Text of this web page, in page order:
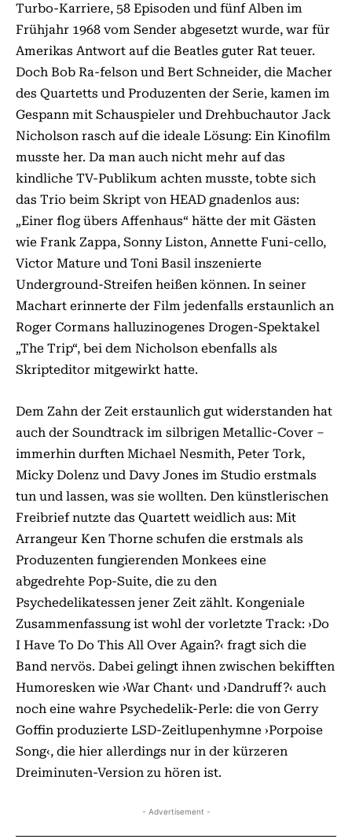
Turbo-Karriere, 58 Episoden und fünf Alben im
Frühjahr 1968 vom Sender abgesetzt wurde, war für
Amerikas Antwort auf die Beatles guter Rat teuer.
Doch Bob Ra-felson und Bert Schneider, die Macher
des Quartetts und Produzenten der Serie, kamen im
Gespann mit Schauspieler und Drehbuchautor Jack
Nicholson rasch auf die ideale Lösung: Ein Kinofilm
musste her. Da man auch nicht mehr auf das
kindliche TV-Publikum achten musste, tobte sich
das Trio beim Skript von HEAD gnadenlos aus:
„Einer flog übers Affenhaus“ hätte der mit Gästen
wie Frank Zappa, Sonny Liston, Annette Funi-cello,
Victor Mature und Toni Basil inszenierte
Underground-Streifen heißen können. In seiner
Machart erinnerte der Film jedenfalls erstaunlich an
Roger Cormans halluzinogenes Drogen-Spektakel
„The Trip“, bei dem Nicholson ebenfalls als
Skripteditor mitgewirkt hatte.
Dem Zahn der Zeit erstaunlich gut widerstanden hat
auch der Soundtrack im silbrigen Metallic-Cover –
immerhin durften Michael Nesmith, Peter Tork,
Micky Dolenz und Davy Jones im Studio erstmals
tun und lassen, was sie wollten. Den künstlerischen
Freibrief nutzte das Quartett weidlich aus: Mit
Arrangeur Ken Thorne schufen die erstmals als
Produzenten fungierenden Monkees eine
abgedrehte Pop-Suite, die zu den
Psychedelikatessen jener Zeit zählt. Kongeniale
Zusammenfassung ist wohl der vorletzte Track: ›Do
I Have To Do This All Over Again?‹ fragt sich die
Band nervös. Dabei gelingt ihnen zwischen bekifften
Humoresken wie ›War Chant‹ und ›Dandruff?‹ auch
noch eine wahre Psychedelik-Perle: die von Gerry
Goffin produzierte LSD-Zeitlupenhymne ›Porpoise
Song‹, die hier allerdings nur in der kürzeren
Dreiminuten-Version zu hören ist.
- Advertisement -